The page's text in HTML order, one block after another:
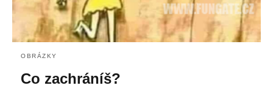
OBRÁZKY
Co zachráníš?